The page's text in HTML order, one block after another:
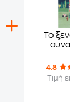
Το
4.8
Τιμή